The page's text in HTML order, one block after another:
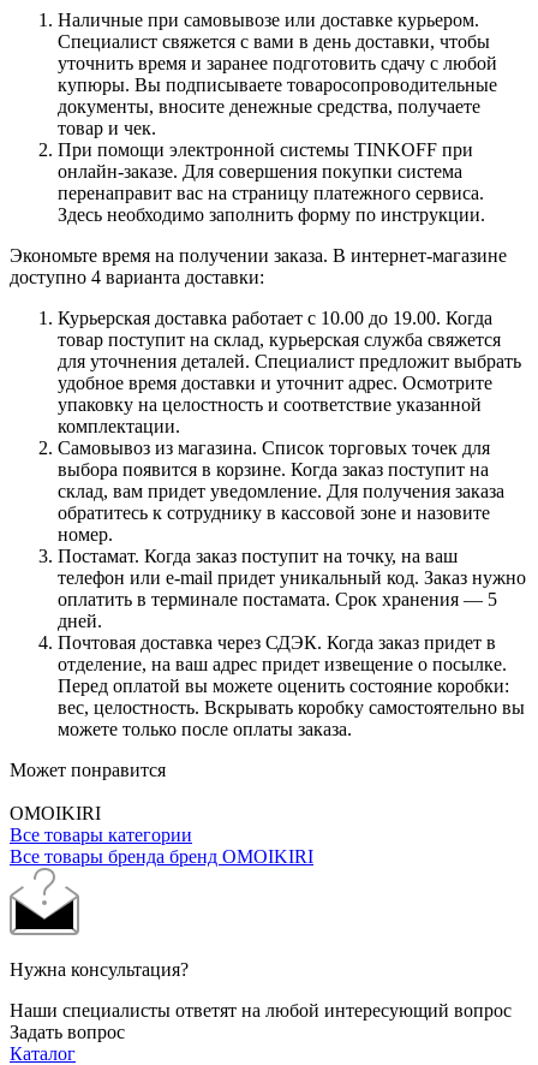
Наличные при самовывозе или доставке курьером.
Специалист свяжется с вами в день доставки, чтобы
уточнить время и заранее подготовить сдачу с любой
купюры. Вы подписываете товаросопроводительные
документы, вносите денежные средства, получаете
товар и чек.
При помощи электронной системы TINKOFF при
онлайн-заказе. Для совершения покупки система
перенаправит вас на страницу платежного сервиса.
Здесь необходимо заполнить форму по инструкции.
Экономьте время на получении заказа. В интернет-магазине
доступно 4 варианта доставки:
Курьерская доставка работает с 10.00 до 19.00. Когда
товар поступит на склад, курьерская служба свяжется
для уточнения деталей. Специалист предложит выбрать
удобное время доставки и уточнит адрес. Осмотрите
упаковку на целостность и соответствие указанной
комплектации.
Самовывоз из магазина. Список торговых точек для
выбора появится в корзине. Когда заказ поступит на
склад, вам придет уведомление. Для получения заказа
обратитесь к сотруднику в кассовой зоне и назовите
номер.
Постамат. Когда заказ поступит на точку, на ваш
телефон или e-mail придет уникальный код. Заказ нужно
оплатить в терминале постамата. Срок хранения — 5
дней.
Почтовая доставка через СДЭК. Когда заказ придет в
отделение, на ваш адрес придет извещение о посылке.
Перед оплатой вы можете оценить состояние коробки:
вес, целостность. Вскрывать коробку самостоятельно вы
можете только после оплаты заказа.
Может понравится
OMOIKIRI
Все товары категории
Все товары бренда бренд OMOIKIRI
Нужна консультация?
Наши специалисты ответят на любой интересующий вопрос
Задать вопрос
Каталог